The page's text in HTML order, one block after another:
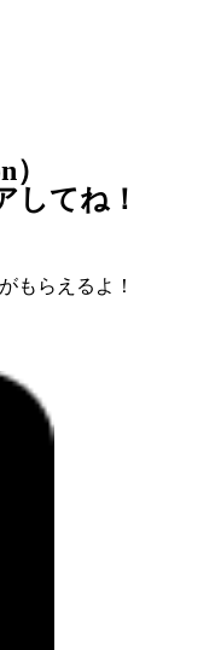
してね！
がもらえるよ！